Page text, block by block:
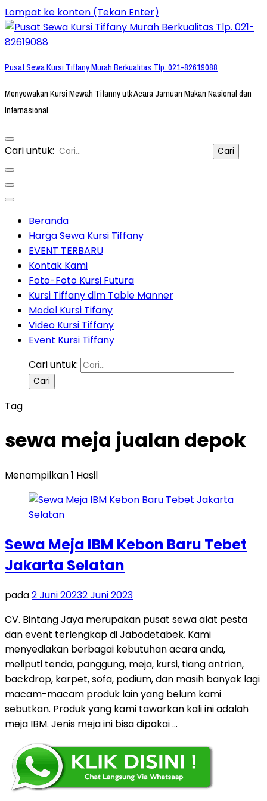
Lompat ke konten (Tekan Enter)
Pusat Sewa Kursi Tiffany Murah Berkualitas Tlp. 021-82619088
Menyewakan Kursi Mewah Tifanny utk Acara Jamuan Makan Nasional dan
Internasional
Cari untuk:
Beranda
Harga Sewa Kursi Tiffany
EVENT TERBARU
Kontak Kami
Foto-Foto Kursi Futura
Kursi Tiffany dlm Table Manner
Model Kursi Tifany
Video Kursi Tiffany
Event Kursi Tiffany
Cari untuk:
Tag
sewa meja jualan depok
Menampilkan 1 Hasil
Sewa Meja IBM Kebon Baru Tebet
Jakarta Selatan
pada2 Juni 20232 Juni 2023
CV. Bintang Jaya merupakan pusat sewa alat pesta
dan event terlengkap di Jabodetabek. Kami
menyediakan berbagai kebutuhan acara anda,
meliputi tenda, panggung, meja, kursi, tiang antrian,
backdrop, karpet, sofa, podium, dan masih banyak lagi
macam-macam produk lain yang belum kami
sebutkan. Produk yang kami tawarkan kali ini adalah
meja IBM. Jenis meja ini bisa dipakai …